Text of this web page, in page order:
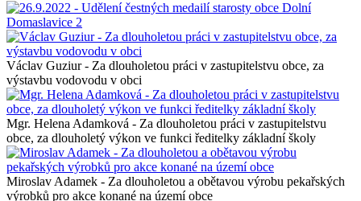
Václav Guziur - Za dlouholetou práci v zastupitelstvu obce, za
výstavbu vodovodu v obci
Mgr. Helena Adamková - Za dlouholetou práci v zastupitelstvu
obce, za dlouholetý výkon ve funkci ředitelky základní školy
Miroslav Adamek - Za dlouholetou a obětavou výrobu pekařských
výrobků pro akce konané na území obce